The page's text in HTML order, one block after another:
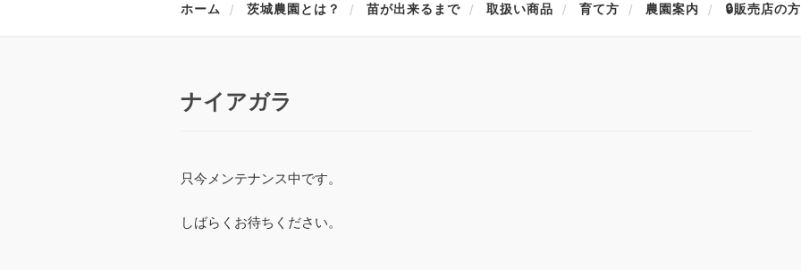
ホーム 茨城農園とは？ 苗が出来るまで 取扱い商品 育て方 農園案内 🔒販売店の
ナイアガラ
只今メンテナンス中です。
しばらくお待ちください。